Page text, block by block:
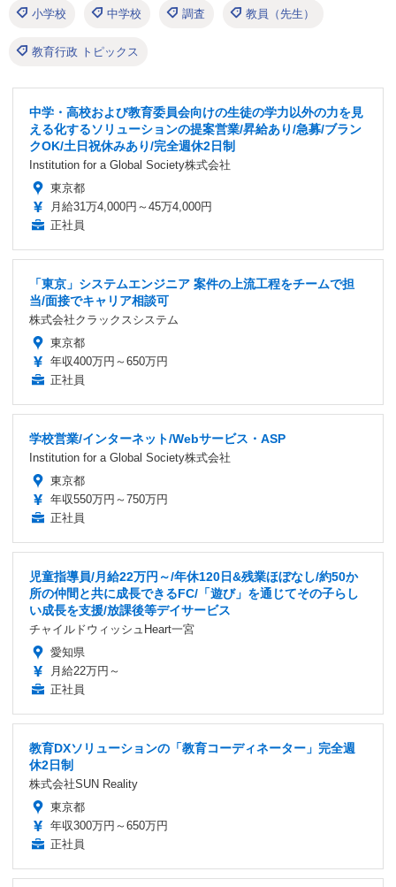
小学校 中学校 調査 教員（先生）
教育行政 トピックス
中学・高校および教育委員会向けの生徒の学力以外の力を見
える化するソリューションの提案営業/昇給あり/急募/ブラン
クOK/土日祝休みあり/完全週休2日制
Institution for a Global Society株式会社
東京都
月給31万4,000円～45万4,000円
正社員
「東京」システムエンジニア 案件の上流工程をチームで担
当/面接でキャリア相談可
株式会社クラックスシステム
東京都
年収400万円～650万円
正社員
学校営業/インターネット/Webサービス・ASP
Institution for a Global Society株式会社
東京都
年収550万円～750万円
正社員
児童指導員/月給22万円～/年休120日&残業ほぼなし/約50か
所の仲間と共に成長できるFC/「遊び」を通じてその子らし
い成長を支援/放課後等デイサービス
チャイルドウィッシュHeart一宮
愛知県
月給22万円～
正社員
教育DXソリューションの「教育コーディネーター」完全週
休2日制
株式会社SUN Reality
東京都
年収300万円～650万円
正社員